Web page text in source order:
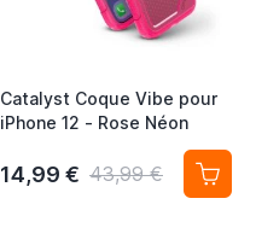
Catalyst Coque Vibe pour
iPhone 12 - Rose Néon
14,99 € 43,99 €